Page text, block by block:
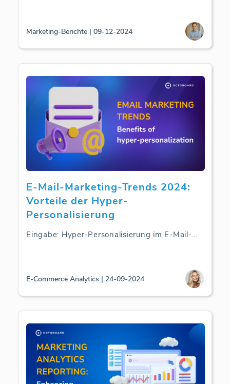
Marketing-Berichte | 09-12-2024
E-Mail-Marketing-Trends 2024:
Vorteile der Hyper-
Personalisierung
Eingabe: Hyper-Personalisierung im E-Mail-...
E-Commerce Analytics | 24-09-2024